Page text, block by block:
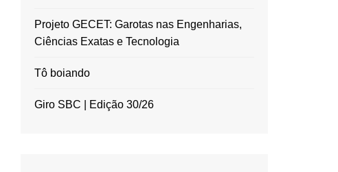
Projeto GECET: Garotas nas Engenharias,
Ciências Exatas e Tecnologia
Tô boiando
Giro SBC | Edição 30/26